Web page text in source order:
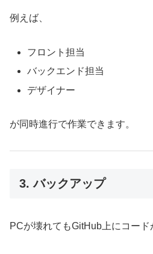
例えば、
フロント担当
バックエンド担当
デザイナー
が同時進行で作業できます。
3. バックアップ
PCが壊れてもGitHub上にコード